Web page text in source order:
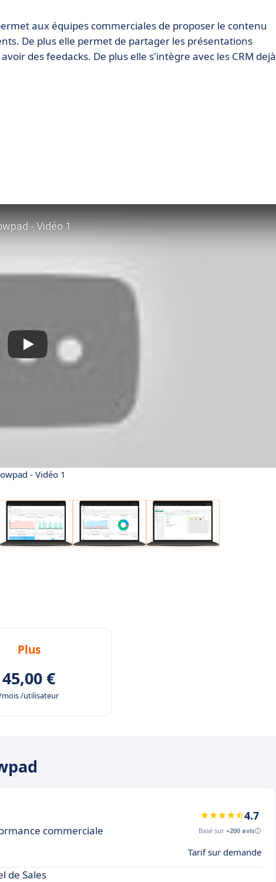
aux équipes commerciales de proposer le contenu
De plus elle permet de partager les présentations
des feedacks. De plus elle s'intègre avec les CRM dejà
- Vidéo 1
Plus
45,00 €
/utilisateur
commerciale
4.7
Basé sur +200 avis
Tarif sur demande
de Sales